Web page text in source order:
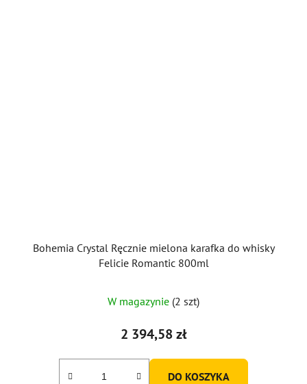
Bohemia Crystal Ręcznie mielona karafka do whisky
Felicie Romantic 800ml
W magazynie (2 szt)
2 394,58 zł
DO KOSZYKA